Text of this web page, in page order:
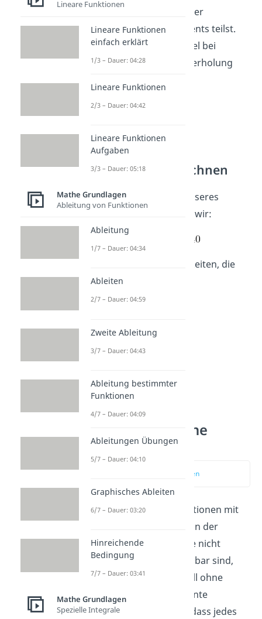
Produkt der Fakultäten der
Häufigkeiten jedes Elements teilst.
Allgemein sieht die Formel bei
Permutationen mit Wiederholung
Permutation berechnen
Setzten wir die Zahlen unseres
Beispiels ein, so erhalten wir:
Es gibt also 840 Möglichkeiten, die
Kugeln anzuordnen.
Permutation ohne
Wiederholung
zum Video springen
Während es bei Permutationen mit
Wiederholung Elemente in der
Ausgangsmenge gibt, die nicht
voneinander unterscheidbar sind,
unterscheiden sich im Fall ohne
Wiederholung alle Elemente
voneinander. Das heißt, dass jedes
Lineare Funktionen
Lineare Funktionen
einfach erklärt
1/3 – Dauer: 04:28
Lineare Funktionen
2/3 – Dauer: 04:42
Lineare Funktionen
Aufgaben
3/3 – Dauer: 05:18
Mathe Grundlagen
Ableitung von Funktionen
Ableitung
1/7 – Dauer: 04:34
Ableiten
2/7 – Dauer: 04:59
Zweite Ableitung
3/7 – Dauer: 04:43
Ableitung bestimmter
Funktionen
4/7 – Dauer: 04:09
Ableitungen Übungen
5/7 – Dauer: 04:10
Graphisches Ableiten
6/7 – Dauer: 03:20
Hinreichende
Bedingung
7/7 – Dauer: 03:41
Mathe Grundlagen
Spezielle Integrale